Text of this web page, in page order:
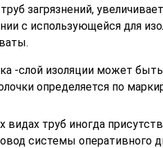
загрязнений,
с использующейся для
-слой изоляции может
определяется по
видах труб иногда
системы оперативного